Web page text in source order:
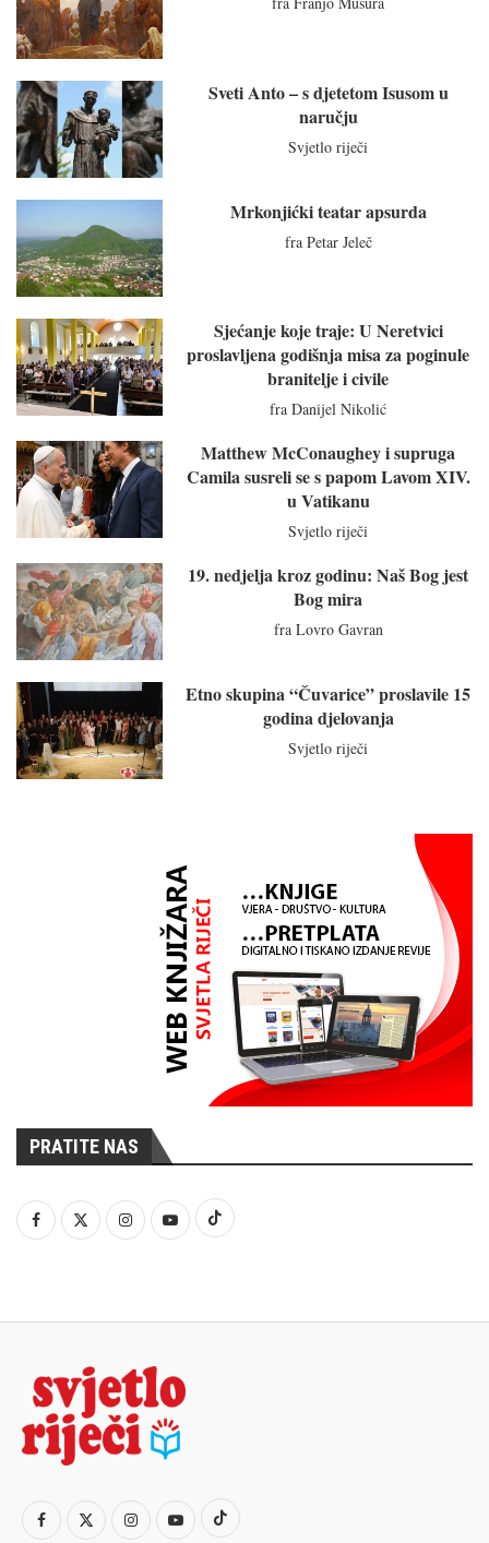
Sveti Anto – s djetetom Isusom u
naručju
Svjetlo riječi
Mrkonjićki teatar apsurda
fra Petar Jeleč
Sjećanje koje traje: U Neretvici
proslavljena godišnja misa za poginule
branitelje i civile
fra Danijel Nikolić
Matthew McConaughey i supruga
Camila susreli se s papom Lavom XIV.
u Vatikanu
Svjetlo riječi
19. nedjelja kroz godinu: Naš Bog jest
Bog mira
fra Lovro Gavran
Etno skupina “Čuvarice” proslavile 15
godina djelovanja
Svjetlo riječi
PRATITE NAS